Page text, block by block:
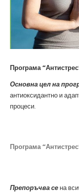
Програма
Основна цел на
антиоксидантно и
процеси.
Програма
Препоръчва се на